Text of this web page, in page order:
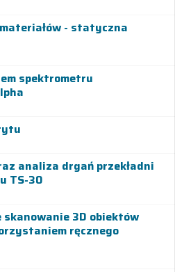
- statyczna
spektrometru
analiza drgań przekładni
TS-30
3D obiektów
ręcznego